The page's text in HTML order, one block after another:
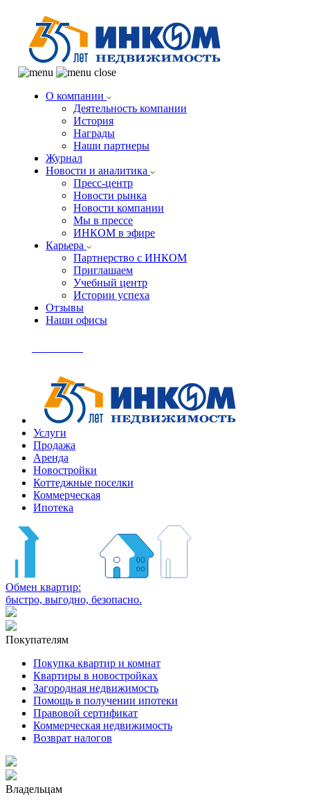
О компании
Деятельность компании
История
Награды
Наши партнеры
Журнал
Новости и аналитика
Пресс-центр
Новости рынка
Новости компании
Мы в прессе
ИНКОМ в эфире
Карьера
Партнерство с ИНКОМ
Приглашаем
Учебный центр
Истории успеха
Отзывы
Наши офисы
Услуги
Продажа
Аренда
Новостройки
Коттеджные поселки
Коммерческая
Ипотека
Обмен квартир:
быстро, выгодно, безопасно.
Покупателям
Покупка квартир и комнат
Квартиры в новостройках
Загородная недвижимость
Помощь в получении ипотеки
Правовой сертификат
Коммерческая недвижимость
Возврат налогов
Владельцам